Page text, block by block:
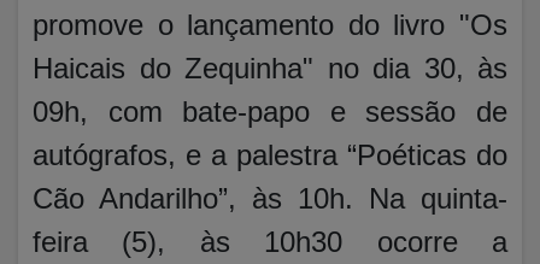
promove o lançamento do livro "Os
Haicais do Zequinha" no dia 30, às
09h, com bate-papo e sessão de
autógrafos, e a palestra “Poéticas do
Cão Andarilho”, às 10h. Na quinta-
feira (5), às 10h30 ocorre a